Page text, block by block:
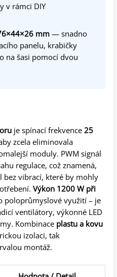
v rámci DIY
mm — snadno
panelu, krabičky
na šasi pomocí dvou
je spínací frekvence25
zcela eliminovala
moduly. PWM signál
regulace, což znamená,
bez vibrací, které by mohly
Výkon 1200 W při
poloprůmyslové využití – je
ventilátory, výkonné LED
Kombinace plastu a kovu
izolaci, tak
montáž.